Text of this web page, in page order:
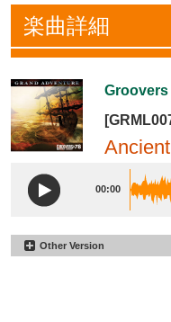
楽曲詳細
00:00
Other Version